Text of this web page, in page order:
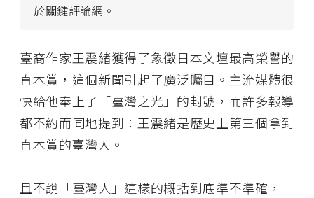
於關鍵評論網。
臺裔作家王震緒獲得了象徵日本文壇最高榮譽的
直木賞，這個新聞引起了廣泛矚目。主流媒體很
快給他奉上了「臺灣之光」的封號，而許多報導
都不約而同地提到：王震緒是歷史上第三個拿到
直木賞的臺灣人。
且不說「臺灣人」這樣的概括到底準不準確，一